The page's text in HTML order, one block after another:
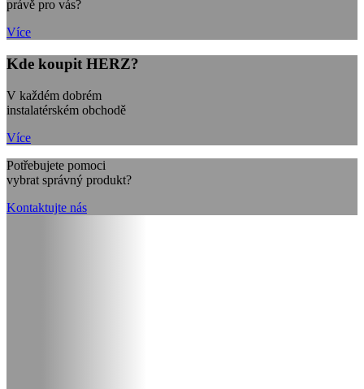
právě pro vás?
Více
Kde koupit HERZ?
V každém dobrém
instalatérském obchodě
Více
Potřebujete pomoci
vybrat správný produkt?
Kontaktujte nás